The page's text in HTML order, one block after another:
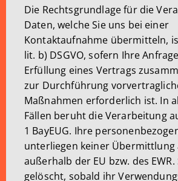
Die Rechtsgrundlage für die
Daten, welche Sie uns bei einer
Kontaktaufnahme übermitteln,
lit. b) DSGVO, sofern Ihre
Erfüllung eines Vertrags
zur Durchführung
Maßnahmen erforderlich ist. In
Fällen beruht die Verarbeitung
1 BayEUG. Ihre
unterliegen keiner Übermittlung
außerhalb der EU bzw. des EWR.
gelöscht, sobald ihr